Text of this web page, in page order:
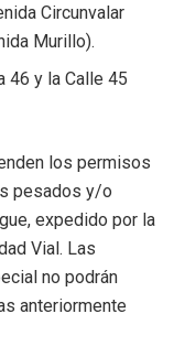
Circunvalar
Murillo).
46 y la Calle 45
los permisos
pesados y/o
expedido por la
Vial. Las
no podrán
anteriormente